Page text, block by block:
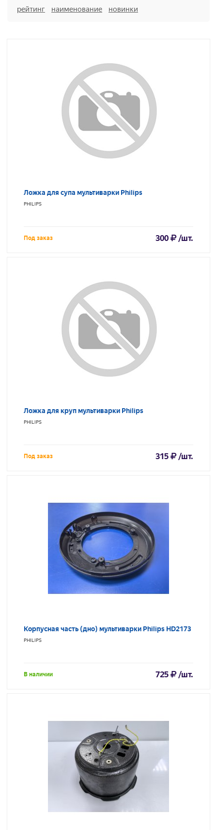
рейтинг
наименование новинки
Ложка для супа мультиварки Philips
PHILIPS
Под заказ 300 /шт.
Ложка для круп мультиварки Philips
PHILIPS
Под заказ 315 /шт.
Корпусная часть (дно) мультиварки Philips HD2173
PHILIPS
В наличии 725 /шт.